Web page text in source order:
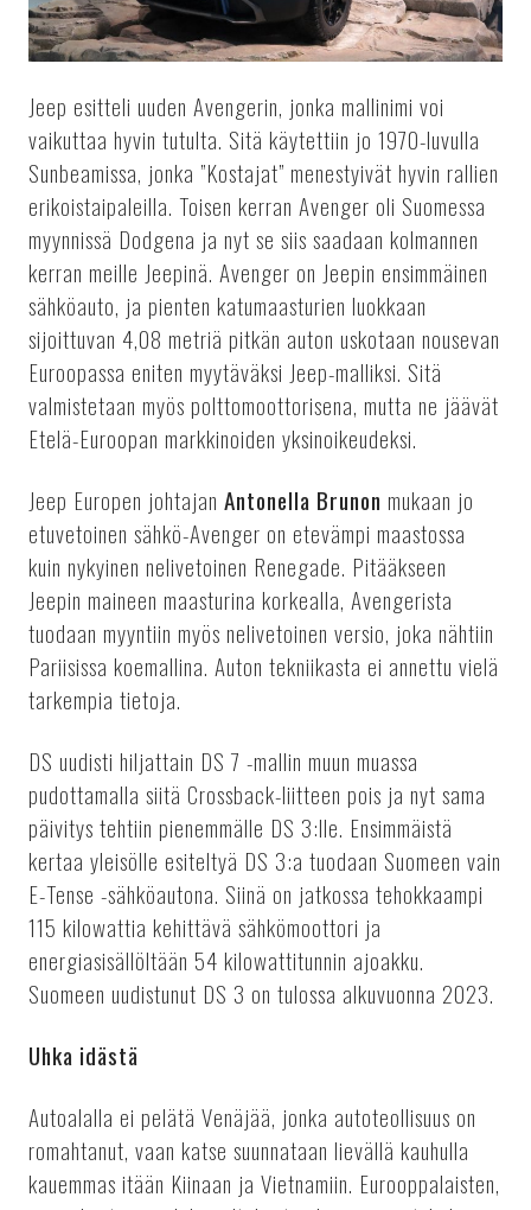
Jeep esitteli uuden Avengerin, jonka mallinimi voi
vaikuttaa hyvin tutulta. Sitä käytettiin jo 1970-luvulla
Sunbeamissa, jonka ”Kostajat” menestyivät hyvin rallien
erikoistaipaleilla. Toisen kerran Avenger oli Suomessa
myynnissä Dodgena ja nyt se siis saadaan kolmannen
kerran meille Jeepinä. Avenger on Jeepin ensimmäinen
sähköauto, ja pienten katumaasturien luokkaan
sijoittuvan 4,08 metriä pitkän auton uskotaan nousevan
Euroopassa eniten myytäväksi Jeep-malliksi. Sitä
valmistetaan myös polttomoottorisena, mutta ne jäävät
Etelä-Euroopan markkinoiden yksinoikeudeksi.
Jeep Europen johtajan Antonella Brunon mukaan jo
etuvetoinen sähkö-Avenger on etevämpi maastossa
kuin nykyinen nelivetoinen Renegade. Pitääkseen
Jeepin maineen maasturina korkealla, Avengerista
tuodaan myyntiin myös nelivetoinen versio, joka nähtiin
Pariisissa koemallina. Auton tekniikasta ei annettu vielä
tarkempia tietoja.
DS uudisti hiljattain DS 7 -mallin muun muassa
pudottamalla siitä Crossback-liitteen pois ja nyt sama
päivitys tehtiin pienemmälle DS 3:lle. Ensimmäistä
kertaa yleisölle esiteltyä DS 3:a tuodaan Suomeen vain
E-Tense -sähköautona. Siinä on jatkossa tehokkaampi
115 kilowattia kehittävä sähkömoottori ja
energiasisällöltään 54 kilowattitunnin ajoakku.
Suomeen uudistunut DS 3 on tulossa alkuvuonna 2023.
Uhka idästä
Autoalalla ei pelätä Venäjää, jonka autoteollisuus on
romahtanut, vaan katse suunnataan lievällä kauhulla
kauemmas itään Kiinaan ja Vietnamiin. Eurooppalaisten,